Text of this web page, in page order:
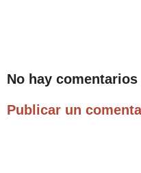
No hay comentarios
Publicar un